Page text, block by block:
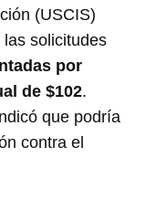
(USCIS)
solicitudes
por
de $102.
que podría
contra el